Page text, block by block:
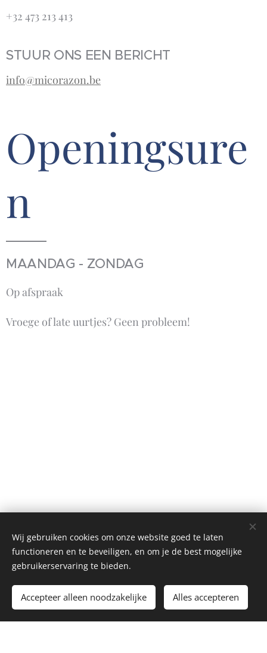
+32 473 213 413‬
STUUR ONS EEN BERICHT
info@micorazon.be
Openingsure
n
MAANDAG - ZONDAG
Op afspraak
Vroege of late uurtjes? Geen probleem!
Wij gebruiken cookies om onze website goed te laten
functioneren en te beveiligen, en om je de best mogelijke
gebruikerservaring te bieden.
Accepteer alleen noodzakelijke Alles accepteren